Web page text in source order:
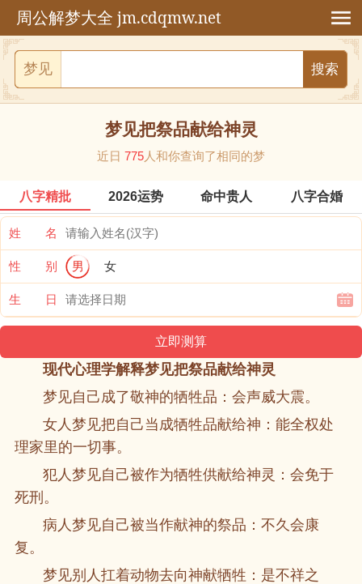
周公解梦大全 jm.cdqmw.net
梦见
梦见把祭品献给神灵
近日 775人和你查询了相同的梦
八字精批 2026运势 命中贵人 八字合婚
姓 名
性 别 男 女
生 日
现代心理学解释梦见把祭品献给神灵
梦见自己成了敬神的牺牲品：会声威大震。
女人梦见把自己当成牺牲品献给神：能全权处
理家里的一切事。
犯人梦见自己被作为牺牲供献给神灵：会免于
死刑。
病人梦见自己被当作献神的祭品：不久会康
复。
梦见别人扛着动物去向神献牺牲：是不祥之